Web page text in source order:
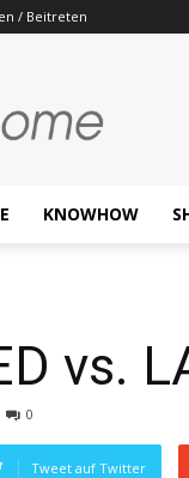
/ Beitreten
KNOWHOW
vs.
0
Tweet auf Twitter